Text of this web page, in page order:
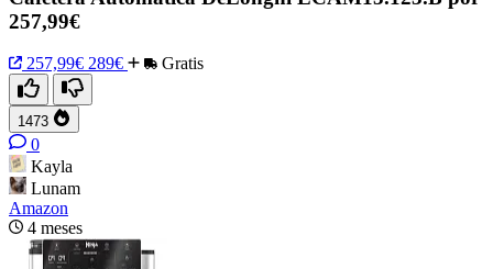
257,99€
257,99€ 289€ Gratis
1473
0
Kayla
Lunam
Amazon
4 meses